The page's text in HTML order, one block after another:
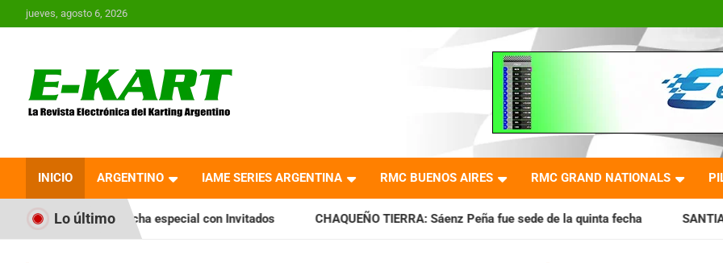
Saltar
al
jueves, agosto 6, 2026
Revista Electrónica del
Karting en Argentina
INICIO ARGENTINO IAME SERIES ARGENTINA RMC BUENOS AIRES RMC GRAND NATIONALS
Lo último
especial con Invitados CHAQUEÑO TIERRA: Sáenz Peña fue sede de la quinta fecha SANTIAGUEÑO: Se cumplió